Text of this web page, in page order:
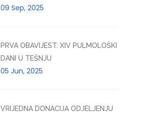
09 Sep, 2025
PRVA OBAVIJEST: XIV PULMOLOŠKI
DANI U TEŠNJU
05 Jun, 2025
VRIJEDNA DONACIJA ODJELJENJU